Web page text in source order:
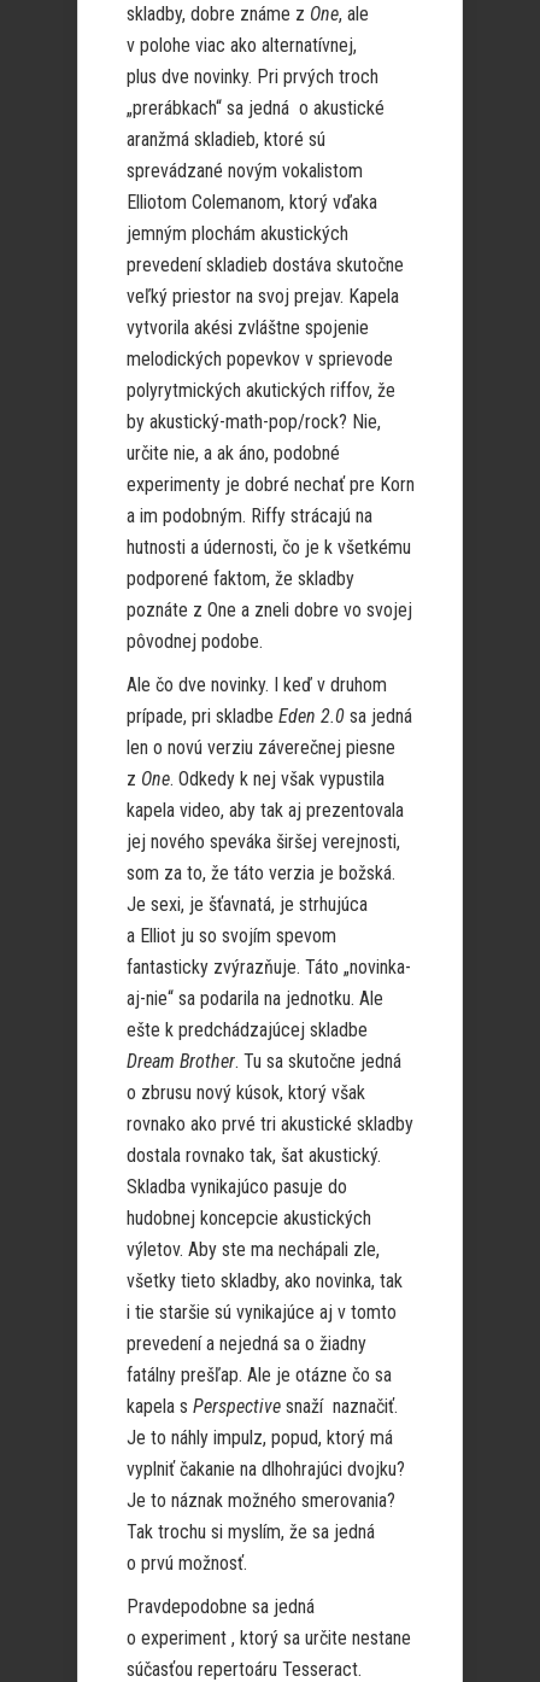
skladby, dobre známe z One, ale
v polohe viac ako alternatívnej,
plus dve novinky. Pri prvých troch
„prerábkach“ sa jedná o akustické
aranžmá skladieb, ktoré sú
sprevádzané novým vokalistom
Elliotom Colemanom, ktorý vďaka
jemným plochám akustických
prevedení skladieb dostáva skutočne
veľký priestor na svoj prejav. Kapela
vytvorila akési zvláštne spojenie
melodických popevkov v sprievode
polyrytmických akutických riffov, že
by akustický-math-pop/rock? Nie,
určite nie, a ak áno, podobné
experimenty je dobré nechať pre Korn
a im podobným. Riffy strácajú na
hutnosti a údernosti, čo je k všetkému
podporené faktom, že skladby
poznáte z One a zneli dobre vo svojej
pôvodnej podobe.
Ale čo dve novinky. I keď v druhom
prípade, pri skladbe Eden 2.0 sa jedná
len o novú verziu záverečnej piesne
z One. Odkedy k nej však vypustila
kapela video, aby tak aj prezentovala
jej nového speváka širšej verejnosti,
som za to, že táto verzia je božská.
Je sexi, je šťavnatá, je strhujúca
a Elliot ju so svojím spevom
fantasticky zvýrazňuje. Táto „novinka-
aj-nie“ sa podarila na jednotku. Ale
ešte k predchádzajúcej skladbe
Dream Brother. Tu sa skutočne jedná
o zbrusu nový kúsok, ktorý však
rovnako ako prvé tri akustické skladby
dostala rovnako tak, šat akustický.
Skladba vynikajúco pasuje do
hudobnej koncepcie akustických
výletov. Aby ste ma nechápali zle,
všetky tieto skladby, ako novinka, tak
i tie staršie sú vynikajúce aj v tomto
prevedení a nejedná sa o žiadny
fatálny prešľap. Ale je otázne čo sa
kapela s Perspective snaží naznačiť.
Je to náhly impulz, popud, ktorý má
vyplniť čakanie na dlhohrajúci dvojku?
Je to náznak možného smerovania?
Tak trochu si myslím, že sa jedná
o prvú možnosť.
Pravdepodobne sa jedná
o experiment , ktorý sa určite nestane
súčasťou repertoáru Tesseract.